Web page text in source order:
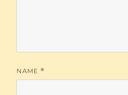
NAME *